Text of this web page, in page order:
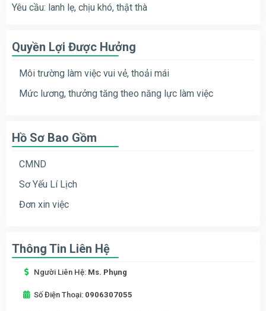
Yêu cầu: lanh lẹ, chịu khó, thật thà
Quyền Lợi Được Hưởng
Môi trường làm việc vui vẻ, thoải mái
Mức lương, thưởng tăng theo năng lực làm việc
Hồ Sơ Bao Gồm
CMND
Sơ Yếu Lí Lịch
Đơn xin việc
Thông Tin Liên Hệ
Người Liên Hệ: Ms. Phụng
Số Điện Thoại: 0906307055